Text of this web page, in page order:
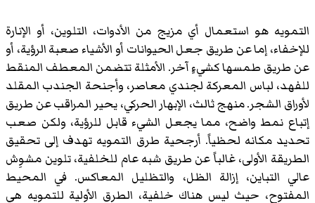
التمويه هو استعمال أي مزيج من الأدوات، التلوين، أو الإنارة
للإخفاء، إما عن طريق جعل الحيوانات أو الأشياء صعبة الرؤية، أو
عن طريق طمسها كشيءٍ آخر. الأمثلة تتضمن المعطف المنقط
للفهد، لباس المعركة لجندي معاصر، وأجنحة الجندب المقلد
لأوراق الشجر. منهج ثالث، الإبهار الحركي، يحير المراقب عن طريق
إتباع نمط واضح، مما يجعل الشيء قابل للرؤية، ولكن صعب
تحديد مكانه لحظياً. أرجحية طرق التمويه تهدف إلى تحقيق
الطريقة الأولى، غالباً عن طريق شبه عام للخلفية، تلوين مشوِش
عالي التباين، إزالة الظل، والتظليل المعاكس. في المحيط
المفتوح، حيث ليس هناك خلفية، الطرق الأولية للتمويه هي